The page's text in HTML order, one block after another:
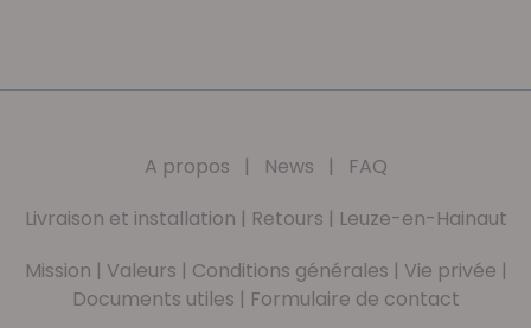
A propos | News |
FAQ
Livraison et installation | Retours | Leuze-en-Hainaut
Mission | Valeurs | Conditions générales | Vie privée |
Documents utiles | Formulaire de contact